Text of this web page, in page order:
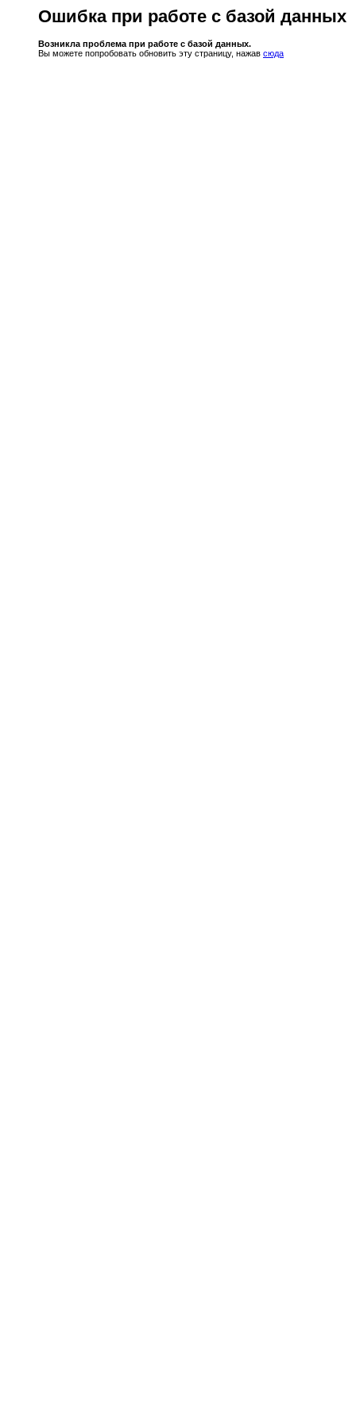
Ошибка при работе с базой данных
Возникла проблема при работе с базой данных.
Вы можете попробовать обновить эту страницу, нажав сюда